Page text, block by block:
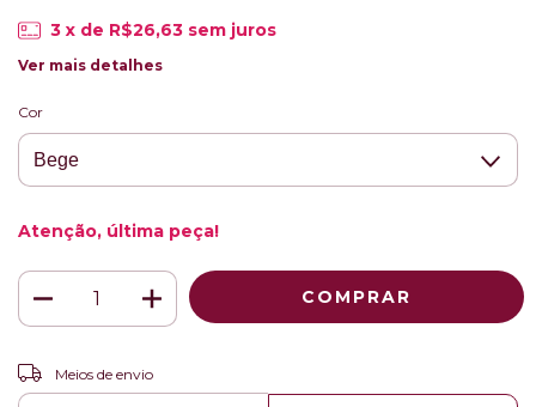
3 x de R$26,63 sem juros
Ver mais detalhes
Cor
Atenção, última peça!
Entregas para o CEP:
Meios de envio